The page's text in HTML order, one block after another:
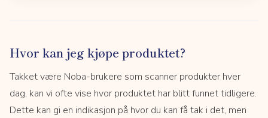
Hvor kan jeg kjøpe produktet?
Takket være Noba-brukere som scanner produkter hver
dag, kan vi ofte vise hvor produktet har blitt funnet tidligere.
Dette kan gi en indikasjon på hvor du kan få tak i det, men